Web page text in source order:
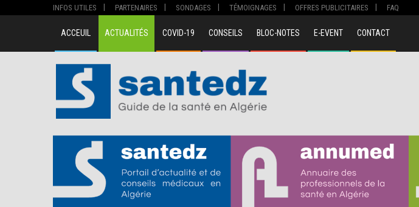
INFOS UTILES PARTENAIRES SONDAGES TÉMOIGNAGES OFFRES PUBLICITAIRES FAQ
ACCEUIL ACTUALITÉS COVID-19 CONSEILS BLOC-NOTES E-EVENT CONTACT